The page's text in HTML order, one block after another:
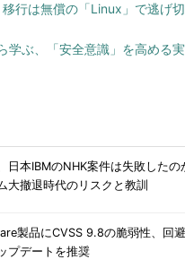
移行は無償の「Linux」で逃げ
学ぶ、「安全意識」を高める
日本IBMのNHK案件は失敗した
大撤退時代のリスクと教訓
製品にCVSS 9.8の脆弱性、回
プデートを推奨